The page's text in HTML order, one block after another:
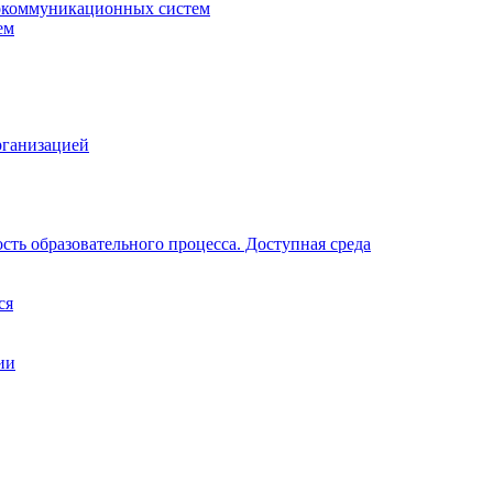
систем
образовательного процесса. Доступная среда